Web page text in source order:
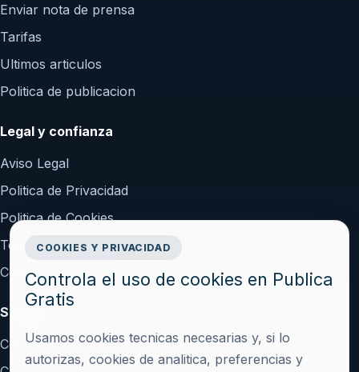
Enviar nota de prensa
Tarifas
Ultimos articulos
Politica de publicacion
Legal y confianza
Aviso Legal
Politica de Privacidad
Politica de Cookies
Terminos y Condiciones
Configurar cookies
Soporte
Contacto
COOKIES Y PRIVACIDAD
Controla el uso de cookies en Publica
Gratis
Usamos cookies tecnicas necesarias y, si lo
autorizas, cookies de analitica, preferencias y